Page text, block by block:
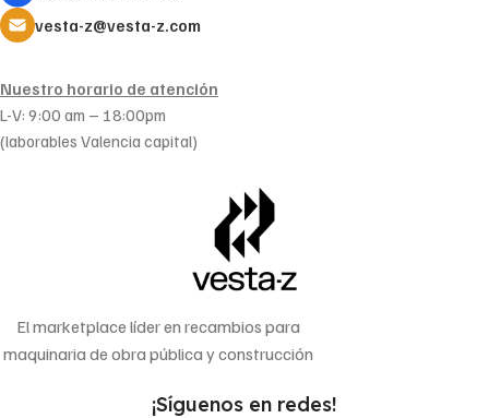
vesta-z@vesta-z.com
Nuestro horario de atención
L-V: 9:00 am – 18:00pm
(laborables Valencia capital)
El marketplace líder en recambios para
maquinaria de obra pública y construcción
¡Síguenos en redes!